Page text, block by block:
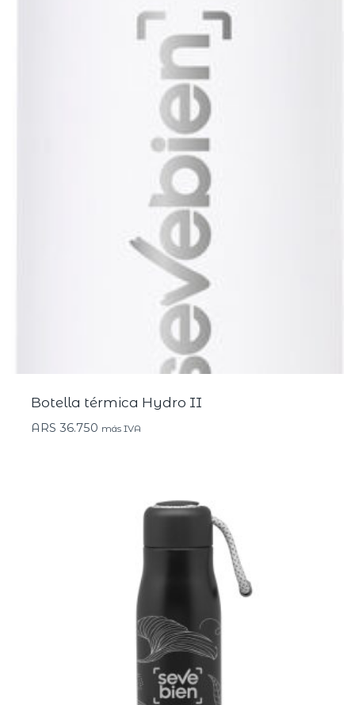
Botella térmica Hydro II
ARS 36.750 más IVA